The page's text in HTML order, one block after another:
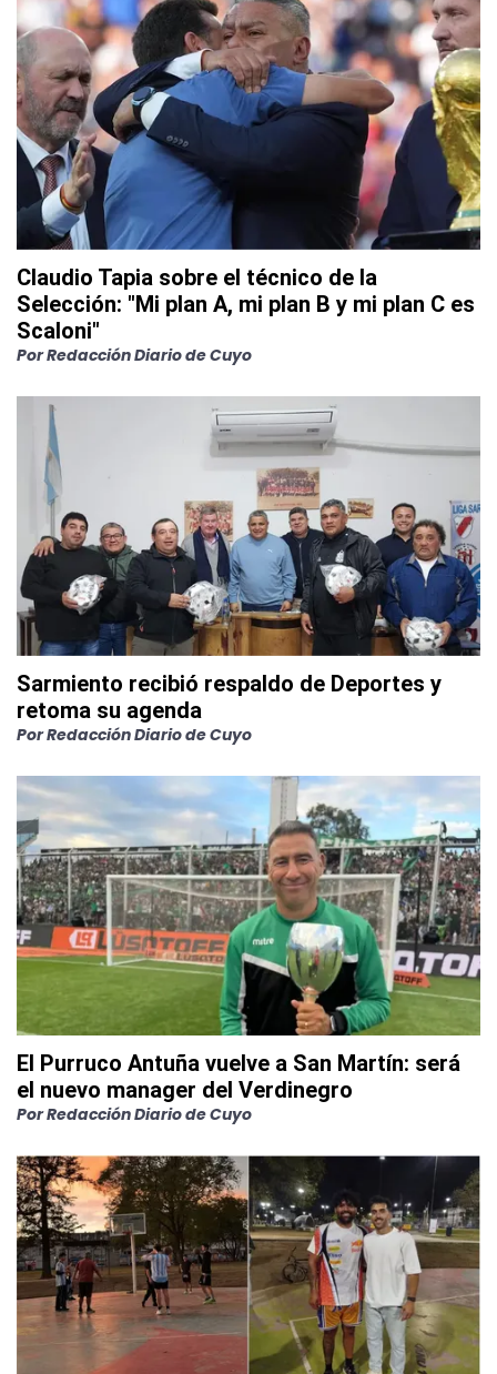
Claudio Tapia sobre el técnico de la
Selección: "Mi plan A, mi plan B y mi plan C es
Scaloni"
PorRedacción Diario de Cuyo
Sarmiento recibió respaldo de Deportes y
retoma su agenda
PorRedacción Diario de Cuyo
El Purruco Antuña vuelve a San Martín: será
el nuevo manager del Verdinegro
PorRedacción Diario de Cuyo